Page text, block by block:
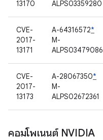
13170
ALPS03359280
CVE-
2017-
13171
A-64316572*
M-
ALPS03479086
CVE-
2017-
13173
A-28067350*
M-
ALPS02672361
คอมโพเนนต์ NVIDIA